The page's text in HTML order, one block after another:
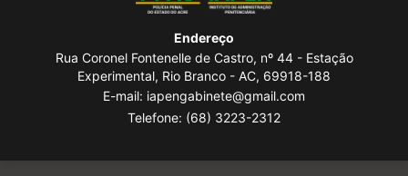
Endereço
Rua Coronel Fontenelle de Castro, nº 44 - Estação
Experimental, Rio Branco - AC, 69918-188
E-mail: iapengabinete@gmail.com
Telefone: (68) 3223-2312